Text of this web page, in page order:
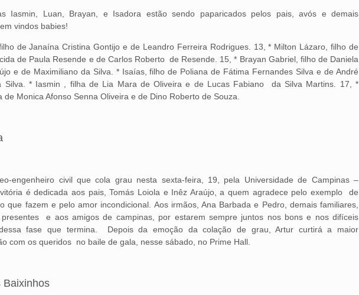
Iasmin, Luan, Brayan, e Isadora estão sendo paparicados pelos pais, avós e demais
vindos babies!
de Janaína Cristina Gontijo e de Leandro Ferreira Rodrigues. 13, * Milton Lázaro, filho de
de Paula Resende e de Carlos Roberto de Resende. 15, * Brayan Gabriel, filho de Daniela
e de Maximiliano da Silva. * Isaías, filho de Poliana de Fátima Fernandes Silva e de André
Silva. * Iasmin , filha de Lia Mara de Oliveira e de Lucas Fabiano da Silva Martins. 17, *
de Monica Afonso Senna Oliveira e de Dino Roberto de Souza.
engenheiro civil que cola grau nesta sexta-feira, 19, pela Universidade de Campinas –
é dedicada aos pais, Tomás Loiola e Inêz Araújo, a quem agradece pelo exemplo de
que fazem e pelo amor incondicional. Aos irmãos, Ana Barbada e Pedro, demais familiares,
e aos amigos de campinas, por estarem sempre juntos nos bons e nos difíceis
fase que termina. Depois da emoção da colação de grau, Artur curtirá a maior
com os queridos no baile de gala, nesse sábado, no Prime Hall.
Baixinhos